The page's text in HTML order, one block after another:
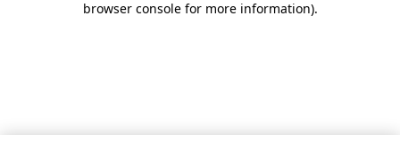
browser console for more information).